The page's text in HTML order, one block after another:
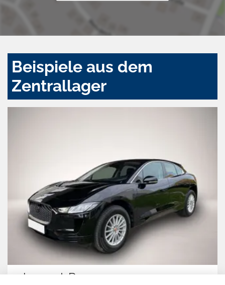
Beispiele aus dem
Zentrallager
Jaguar I-Pace